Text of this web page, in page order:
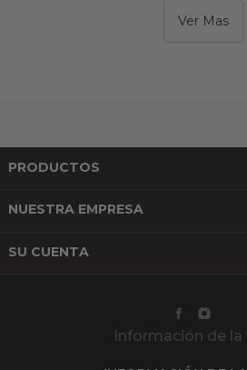
Ver Mas
PRODUCTOS
NUESTRA EMPRESA
SU CUENTA
Información de la